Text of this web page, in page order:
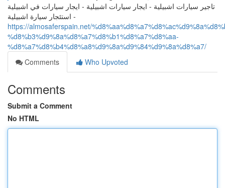
تاجير سيارات اشبيلية - ايجار سيارات اشبيلية - ايجار سيارات في اشبيلية
- استئجار سيارة اشبيلية
https://almosaferspain.net/
%d8%b3%d9%8a%d8%a7%d8%b1%d8%a7%d8%aa-
%d8%a7%d8%b4%d8%a8%d9%8a%d9%84%d9%8a%d8%a7/
Comments
Who Upvoted
Comments
Submit a Comment
No HTML